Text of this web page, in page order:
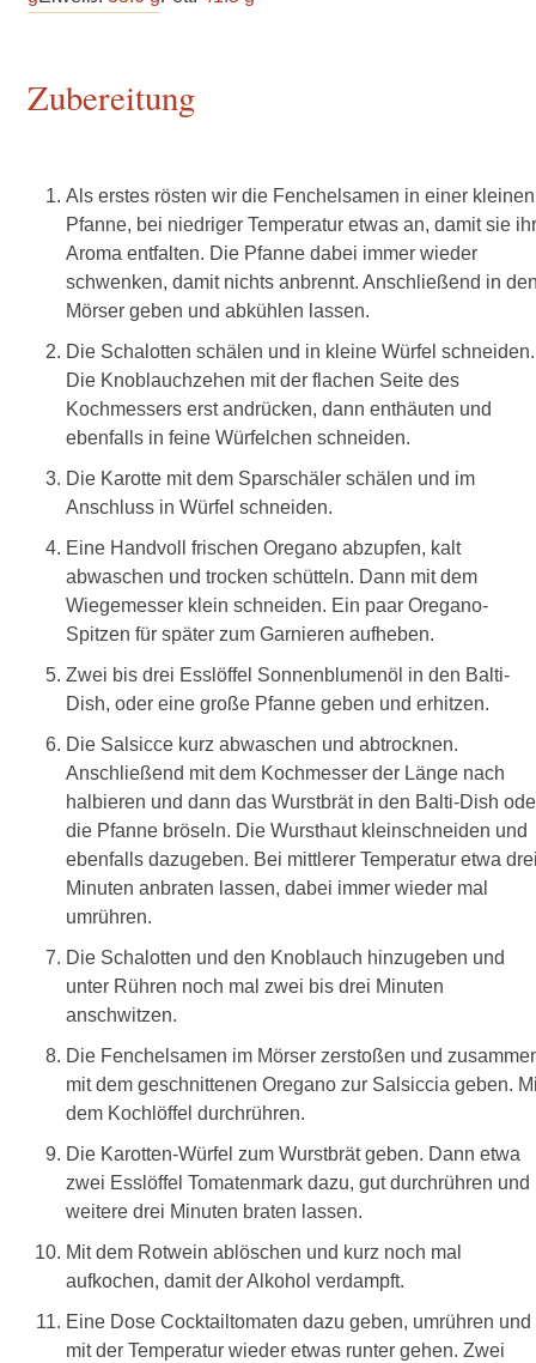
Zubereitung
Als erstes rösten wir die Fenchelsamen in einer kleinen
Pfanne, bei niedriger Temperatur etwas an, damit sie ihr
Aroma entfalten. Die Pfanne dabei immer wieder
schwenken, damit nichts anbrennt. Anschließend in
Mörser geben und abkühlen lassen.
Die Schalotten schälen und in kleine Würfel schneiden.
Die Knoblauchzehen mit der flachen Seite des
Kochmessers erst andrücken, dann enthäuten und
ebenfalls in feine Würfelchen schneiden.
Die Karotte mit dem Sparschäler schälen und im
Anschluss in Würfel schneiden.
Eine Handvoll frischen Oregano abzupfen, kalt
abwaschen und trocken schütteln. Dann mit dem
Wiegemesser klein schneiden. Ein paar Oregano-
Spitzen für später zum Garnieren aufheben.
Zwei bis drei Esslöffel Sonnenblumenöl in den Balti-
Dish, oder eine große Pfanne geben und erhitzen.
Die Salsicce kurz abwaschen und abtrocknen.
Anschließend mit dem Kochmesser der Länge nach
halbieren und dann das Wurstbrät in den Balti-Dish
die Pfanne bröseln. Die Wursthaut kleinschneiden und
ebenfalls dazugeben. Bei mittlerer Temperatur etwa
Minuten anbraten lassen, dabei immer wieder mal
umrühren.
Die Schalotten und den Knoblauch hinzugeben und
unter Rühren noch mal zwei bis drei Minuten
anschwitzen.
Die Fenchelsamen im Mörser zerstoßen und
mit dem geschnittenen Oregano zur Salsiccia geben.
dem Kochlöffel durchrühren.
Die Karotten-Würfel zum Wurstbrät geben. Dann etwa
zwei Esslöffel Tomatenmark dazu, gut durchrühren und
weitere drei Minuten braten lassen.
Mit dem Rotwein ablöschen und kurz noch mal
aufkochen, damit der Alkohol verdampft.
Eine Dose Cocktailtomaten dazu geben, umrühren und
mit der Temperatur wieder etwas runter gehen. Zwei